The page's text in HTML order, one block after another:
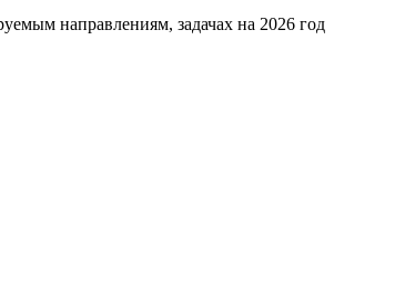
направлениям, задачах на 2026 год